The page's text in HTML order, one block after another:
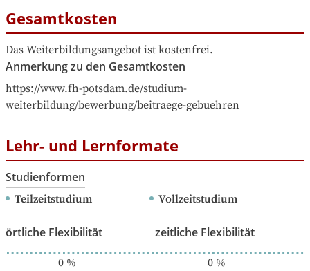
Gesamtkosten
Das Weiterbildungsangebot ist kostenfrei.
Anmerkung zu den Gesamtkosten
https://www.fh-potsdam.de/studium-
weiterbildung/bewerbung/beitraege-gebuehren
Lehr- und Lernformate
Studienformen
Teilzeitstudium Vollzeitstudium
örtliche Flexibilität
0%
zeitliche Flexibilität
0%